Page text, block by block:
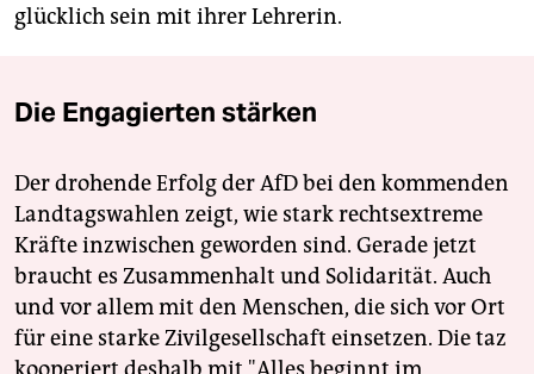
glücklich sein mit ihrer Lehrerin.
Die Engagierten stärken
Der drohende Erfolg der AfD bei den kommenden
Landtagswahlen zeigt, wie stark rechtsextreme
Kräfte inzwischen geworden sind. Gerade jetzt
braucht es Zusammenhalt und Solidarität. Auch
und vor allem mit den Menschen, die sich vor Ort
für eine starke Zivilgesellschaft einsetzen. Die taz